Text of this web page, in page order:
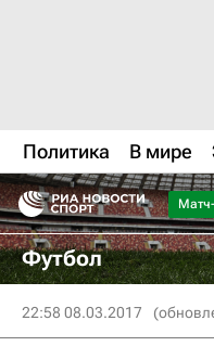
Политика В мире
Футбол
22:58 08.03.2017